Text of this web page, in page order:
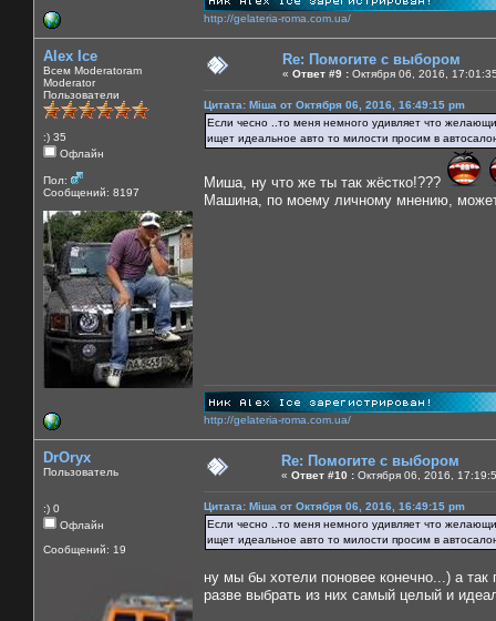
http://gelateria-roma.com.ua/
Alex Ice
Всем Moderatoram
Moderator
Пользователи
:) 35
Офлайн
Пол:
Сообщений: 8197
Re: Помогите с выбором
« Ответ #9 : Октября 06, 2016,
Цитата: Міша от Октября 06, 2016, 16:49:15 pm
Если чесно ..то меня немного удивляет что
ищет идеальное авто то милости просим в
Миша, ну что же ты так жёстко!???
Машина, по моему личному мнению, может
http://gelateria-roma.com.ua/
DrOryx
Пользователь
:) 0
Офлайн
Сообщений: 19
Re: Помогите с выбором
« Ответ #10 : Октября 06, 2016,
Цитата: Міша от Октября 06, 2016, 16:49:15 pm
Если чесно ..то меня немного удивляет что
ищет идеальное авто то милости просим в
ну мы бы хотели поновее конечно...) а так
разве выбрать из них самый целый и